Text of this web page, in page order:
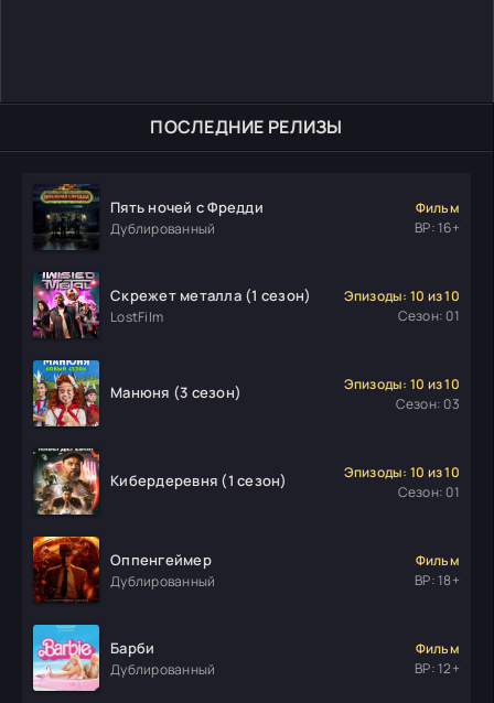
ПОСЛЕДНИЕ РЕЛИЗЫ
Пять ночей с Фредди
Дублированный
Фильм
ВР: 16+
Скрежет металла (1 сезон)
LostFilm
Эпизоды: 10 из 10
Сезон: 01
Манюня (3 сезон)
Эпизоды: 10 из 10
Сезон: 03
Кибердеревня (1 сезон)
Эпизоды: 10 из 10
Сезон: 01
Оппенгеймер
Дублированный
Фильм
ВР: 18+
Барби
Дублированный
Фильм
ВР: 12+